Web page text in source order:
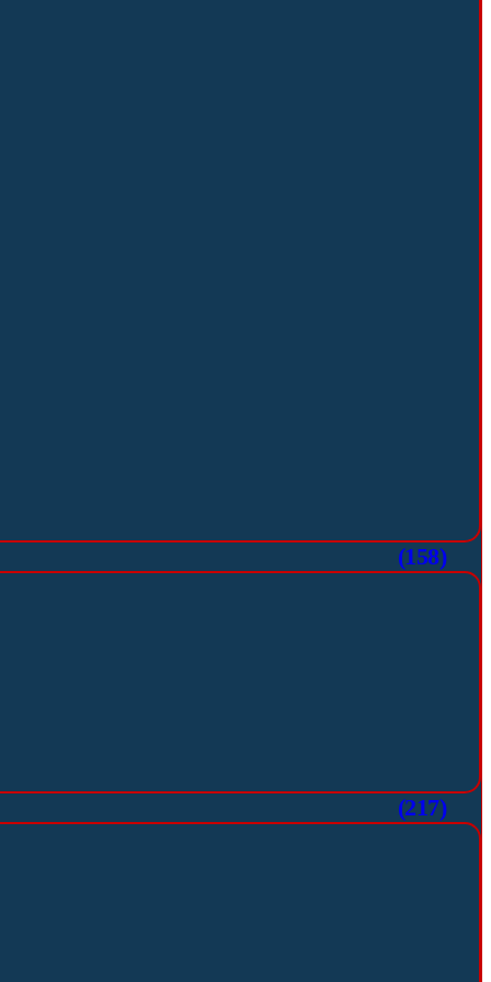
(158)
(217)